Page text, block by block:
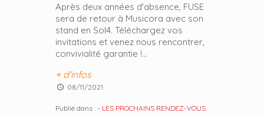
Après deux années d'absence, FUSE
sera de retour à Musicora avec son
stand en Sol4. Téléchargez vos
invitations et venez nous rencontrer,
convivialité garantie !...
+ d'infos
08/11/2021
Publié dans : - LES PROCHAINS RENDEZ-VOUS